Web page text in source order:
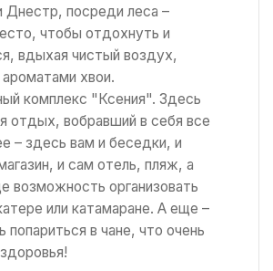
Днестр, посреди леса –
чтобы отдохнуть и
вдыхая чистый воздух,
хвои.
комплекс "Ксения". Здесь
отдых, вобравший в себя все
– здесь вам и беседки, и
и сам отель, пляж, а
возможность организовать
или катамаране. А еще –
в чане, что очень